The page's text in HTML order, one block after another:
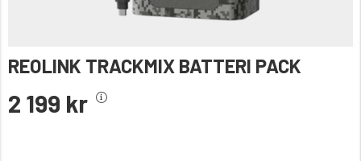
REOLINK TRACKMIX BATTERI PACK
2 199 kr